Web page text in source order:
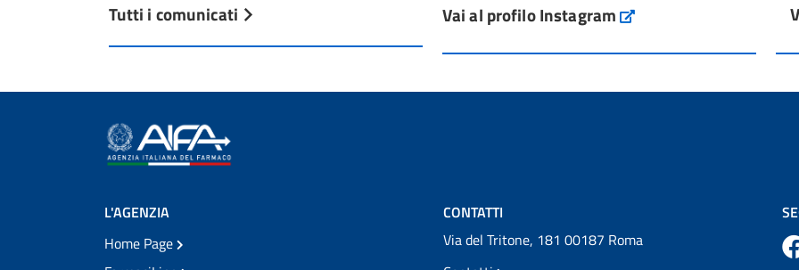
Tutti i comunicati
L'Italia si conferma tra i primi Paesi europei
dal Servi...
Vai al profilo Instagram Instagram
L'AGENZIA
Home Page
CONTATTI
Via del Tritone, 181 00187 Roma